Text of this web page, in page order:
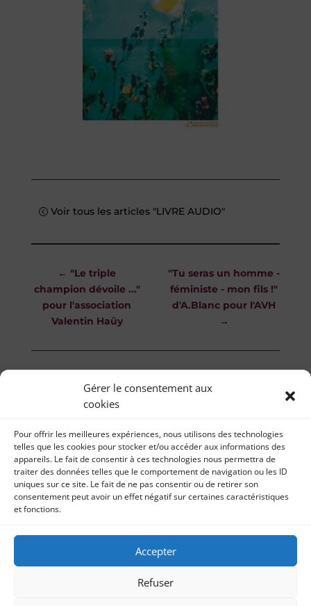
Gérer le consentement aux
cookies
Pour offrir les meilleures expériences, nous utilisons des technologies
telles que les cookies pour stocker et/ou accéder aux informations des
appareils. Le fait de consentir à ces technologies nous permettra de
traiter des données telles que le comportement de navigation ou les ID
uniques sur ce site. Le fait de ne pas consentir ou de retirer son
consentement peut avoir un effet négatif sur certaines caractéristiques
et fonctions.
Accepter
Refuser
Voir tous les articles "LIVRE AUDIO"
← "Le triple
champion dévoile ..."
pour l'association
Valentin Haüy
"Tu seras un homme -
féministe - mon fils !"
d'A.Blanc pour l'AVH
→
Mentions légales | Réalisation